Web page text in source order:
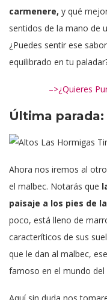
carmenere, y qué
sentidos de la mano de
¿Puedes sentir ese
equilibrado en tu
–>¿Quieres
Última
Ahora nos iremos al
el malbec. Notarás que
paisaje a los pies de
poco, está lleno de
caracteríticos de sus
que le dan al malbec,
famoso en el mundo del